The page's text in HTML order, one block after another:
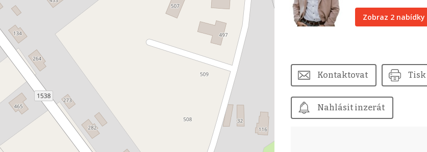
Zobraz 2 nabídky
Kontaktovat
Nahlásit inzerát